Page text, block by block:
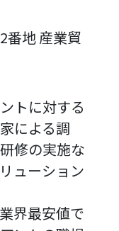
番地 産業貿
トに対する
による調
修の実施な
ューション
界最安値で